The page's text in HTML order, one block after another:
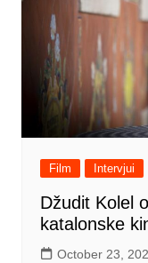
Film Intervjui
Džudit Kolel
katalonske
October 23,